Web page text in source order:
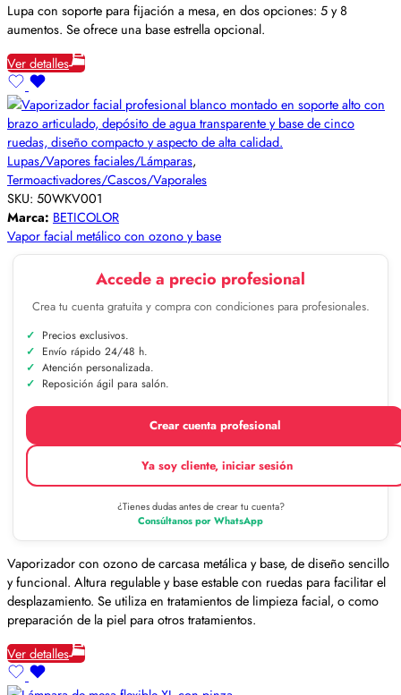
Lupa con soporte para fijación a mesa, en dos opciones: 5 y 8
aumentos. Se ofrece una base estrella opcional.
Ver detalles
Lupas/Vapores faciales/Lámparas,
Termoactivadores/Cascos/Vaporales
SKU: 50WKV001
Marca: BETICOLOR
Vapor facial metálico con ozono y base
Accede a precio profesional
Crea tu cuenta gratuita y compra con condiciones para profesionales.
Precios exclusivos.
Envío rápido 24/48 h.
Atención personalizada.
Reposición ágil para salón.
Crear cuenta profesional
Ya soy cliente, iniciar sesión
¿Tienes dudas antes de crear tu cuenta?
Consúltanos por WhatsApp
Vaporizador con ozono de carcasa metálica y base, de diseño sencillo
y funcional. Altura regulable y base estable con ruedas para facilitar el
desplazamiento. Se utiliza en tratamientos de limpieza facial, o como
preparación de la piel para otros tratamientos.
Ver detalles